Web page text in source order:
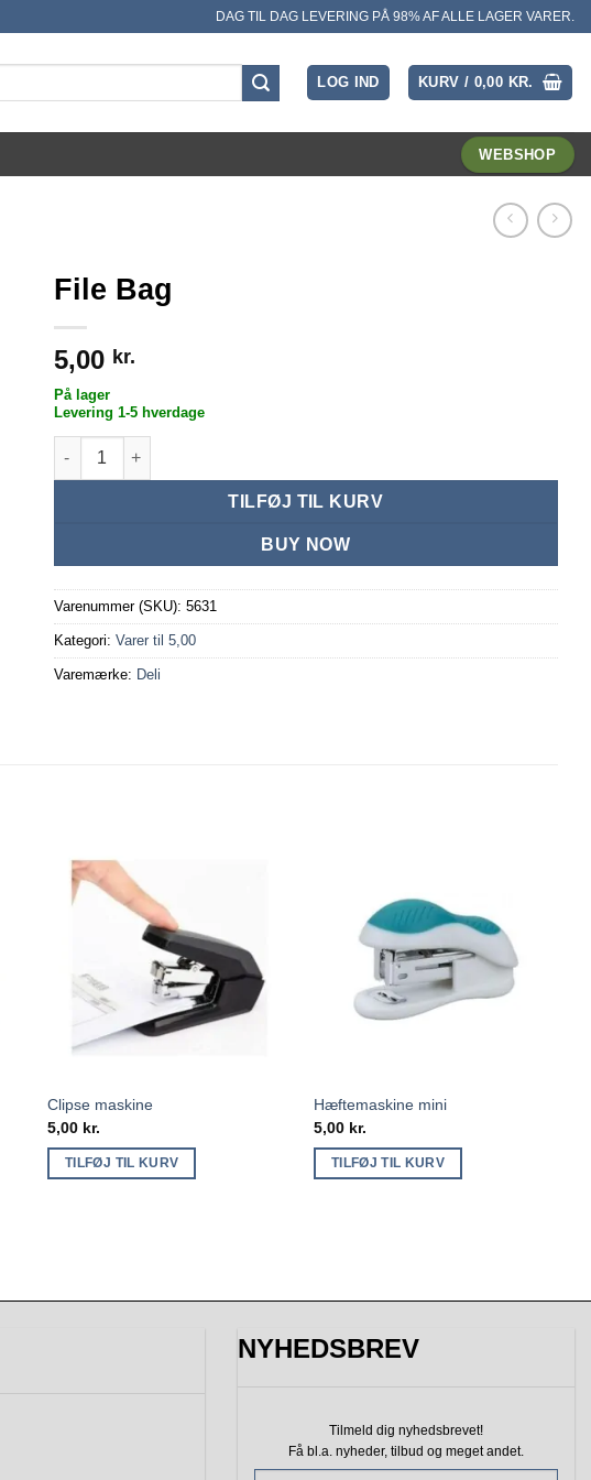
DAG TIL DAG LEVERING PÅ 98% AF ALLE LAGER VARER.
LOG IND KURV / 0,00 KR.
WEBSHOP
File Bag
5,00 kr.
På lager
Levering 1-5 hverdage
File Bag antal
TILFØJ TIL KURV
BUY NOW
Varenummer (SKU): 5631
Kategori: Varer til 5,00
Varemærke: Deli
Clipse maskine
5,00 kr.
TILFØJ TIL KURV
Hæftemaskine mini
5,00 kr.
TILFØJ TIL KURV
NYHEDSBREV
Tilmeld dig nyhedsbrevet!
Få bl.a. nyheder, tilbud og meget andet.